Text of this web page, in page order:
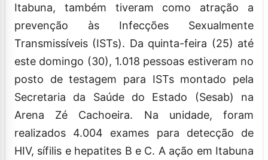
Itabuna, também tiveram como atração a
prevenção às Infecções Sexualmente
Transmissíveis (ISTs). Da quinta-feira (25) até
este domingo (30), 1.018 pessoas estiveram no
posto de testagem para ISTs montado pela
Secretaria da Saúde do Estado (Sesab) na
Arena Zé Cachoeira. Na unidade, foram
realizados 4.004 exames para detecção de
HIV, sífilis e hepatites B e C. A ação em Itabuna